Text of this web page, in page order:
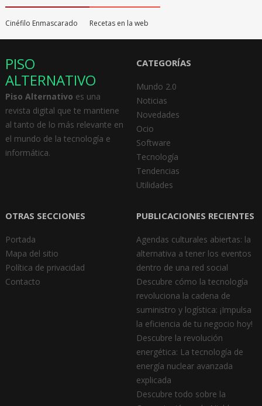
Cinéfilo Enmascarado Recetas en la web
PISO
ALTERNATIVO
Piso Alternativo es una
revista digital que te mantiene
al tanto de lo más relevante en
el mundo de la tecnología e
informática.
CATEGORÍAS
Mundo 2.0
Noticias
Novedades
Ocio
Software
Tecnología
Tendencias
Utilidades
OTRAS SECCIONES
Portada
Mapa del sitio
Política de privacidad
Contacto
PUBLICACIONES RECIENTES
Agendas culturales abiertas: la
alternativa a tener los eventos
dentro de una red social
Descubre cómo la tecnología
revoluciona la cadena de
suministro y logística: ¡Impulsa
la eficiencia de tu negocio hoy!
Descubre la revolución
energética: La tecnología de
energía nuclear avanzada
explicada
Descubre todo sobre la